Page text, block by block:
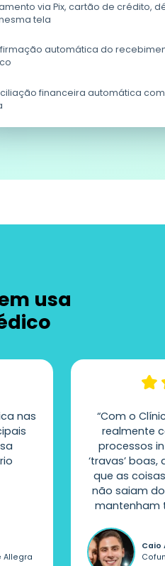
via Pix, cartão de crédito,
tela
automática do
financeira automática
usa
nas
Allegra
“Com o
realmente
processos
‘travas’
que as
não saiam
mantenham
Caio